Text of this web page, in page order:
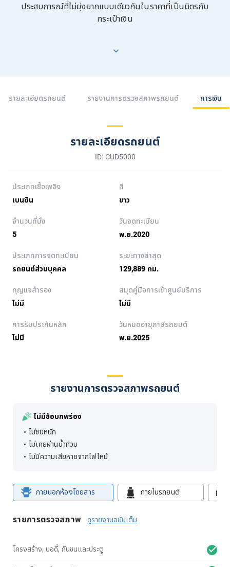
ประสบการณ์ที่ไม่ยุ่งยากแบบเดียวกันในราคาที่เป็นมิตรกับ
กระเป๋าเงิน
รายละเอียดรถยนต์ รายงานการตรวจสภาพรถยนต์ การเงิน
รายละเอียดรถยนต์
ID: CUD5000
ประเภทเชื้อเพลิง
เบนซิน
สี
ขาว
จำนวนที่นั่ง
5
วันจดทะเบียน
พ.ย.2020
ประเภทการจดทะเบียน
รถยนต์ส่วนบุคคล
ระยะทางล่าสุด
129,889 กม.
กุญแจสำรอง
ไม่มี
สมุดคู่มือการเข้าศูนย์บริการ
ไม่มี
การรับประกันหลัก
ไม่มี
วันหมดอายุภาษีรถยนต์
พ.ย.2025
รายงานการตรวจสภาพรถยนต์
ไม่มีข้อบกพร่อง
ไม่ชนหนัก
ไม่เคยผ่านน้ำท่วม
ไม่มีความเสียหายจากไฟไหม้
ภายนอกห้องโดยสาร ภายในรถยนต์
รายการตรวจสภาพ ดูรายงานฉบับเต็ม
โครงสร้าง, บอดี้, กันชนและประตู